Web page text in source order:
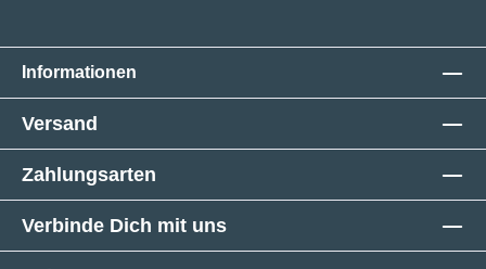
Informationen
Versand
Zahlungsarten
Verbinde Dich mit uns